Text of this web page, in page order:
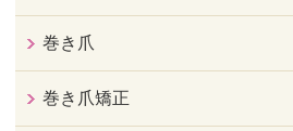
巻き爪
巻き爪矯正